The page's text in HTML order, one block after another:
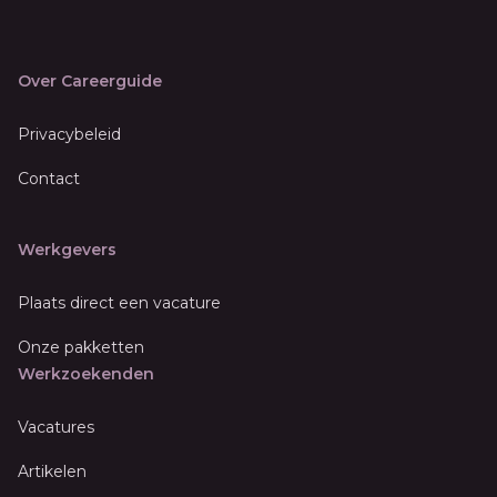
Over Careerguide
Privacybeleid
Contact
Werkgevers
Plaats direct een vacature
Onze pakketten
Werkzoekenden
Vacatures
Artikelen